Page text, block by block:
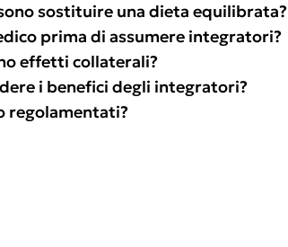
sostituire una dieta equilibrata?
prima di assumere integratori?
effetti collaterali?
i benefici degli integratori?
regolamentati?